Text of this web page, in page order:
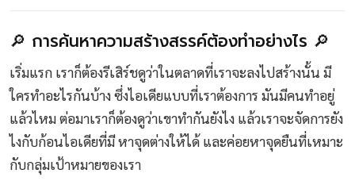
🔎 การค้นหาความสร้างสรรค์ต้องทำอย่างไร 🔎
เริ่มแรก เราก็ต้องรีเสิร์ชดูว่าในตลาดที่เราจะลงไปสร้างนั้น มี
ใครทำอะไรกันบ้าง ซึ่งไอเดียแบบที่เราต้องการ มันมีคนทำอยู่
แล้วไหม ต่อมาเราก็ต้องดูว่าเขาทำกันยังไง แล้วเราจะจัดการยัง
ไงกับก้อนไอเดียที่มี หาจุดต่างให้ได้ และค่อยหาจุดยืนที่เหมาะ
กับกลุ่มเป้าหมายของเรา